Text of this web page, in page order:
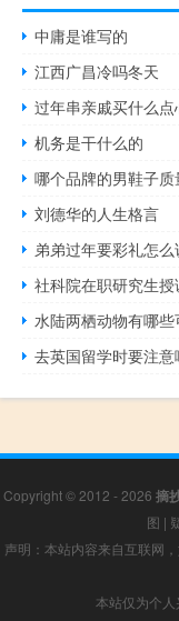
中庸是谁写的
江西广昌冷吗冬天
过年串亲戚买什么点
机务是干什么的
哪个品牌的男鞋子
刘德华的人生格言
弟弟过年要彩礼怎么
社科院在职研究生
水陆两栖动物有哪
去英国留学时要注意
Copyright © 2012 - 2026 摘
图 |
声明：本站内容来自互联网
本站仅为个